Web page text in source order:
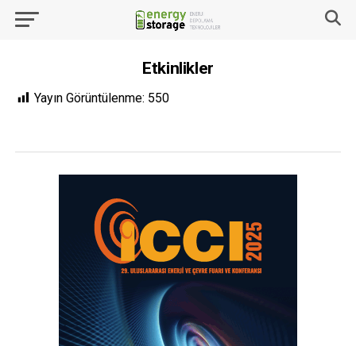
Etkinlikler
Yayın Görüntülenme: 550